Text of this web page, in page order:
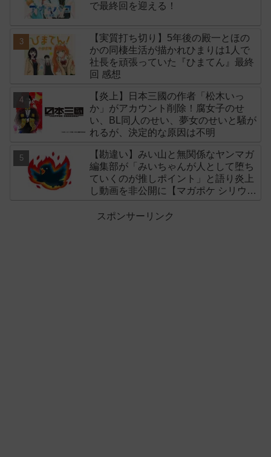
で最終回を迎える！
【実質打ち切り】5年後の殿一とほの
かの同棲生活が描かれひまりは1人で
社長を頑張っていた『ひまてん』最終
回 感想
【炎上】日本三國の作者「松木いっ
か」がアカウント削除！腐女子のせ
い、BL同人のせい、夢女のせいと騒が
れるが、決定的な原因は不明
【勘違い】みい山と無関係なヤンマガ
編集部が「みいちゃんが人として堕ち
ていくのが推しポイント」と語り炎上
し動画を非公開に【マガポケ シリウ
スポンサーリンク